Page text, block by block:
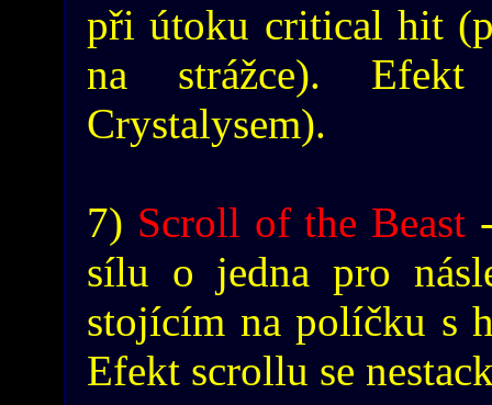
při útoku critical hit
na strážce).
Crystalysem).
7) Scroll of the Beast
sílu o jedna pro
stojícím na políčku s
Efekt scrollu se